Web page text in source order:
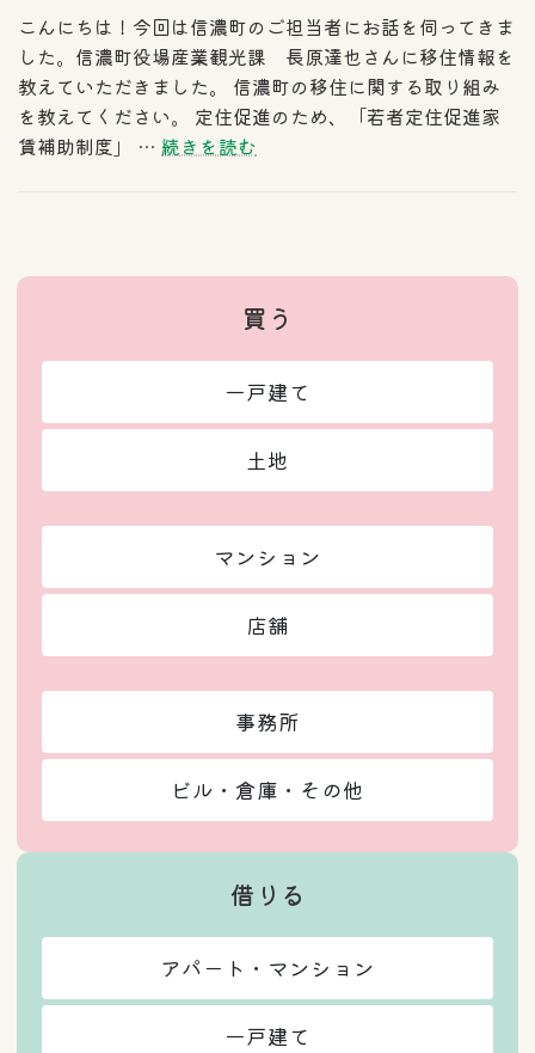
こんにちは！今回は信濃町のご担当者にお話を伺ってきま
した。信濃町役場産業観光課 長原達也さんに移住情報を
教えていただきました。 信濃町の移住に関する取り組み
を教えてください。 定住促進のため、「若者定住促進家
賃補助制度」 … 続きを読む
買う
一戸建て
土地
マンション
店舗
事務所
ビル・倉庫・その他
借りる
アパート・マンション
一戸建て